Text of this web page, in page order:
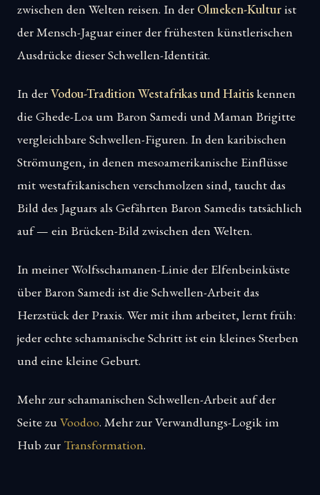
zwischen den Welten reisen. In der Olmeken-Kulturist
der Mensch-Jaguar einer der frühesten künstlerischen
Ausdrücke dieser Schwellen-Identität.
In derVodou-Tradition Westafrikas und Haitiskennen
die Ghede-Loa um Baron Samedi und Maman Brigitte
vergleichbare Schwellen-Figuren. In den karibischen
Strömungen, in denen mesoamerikanische Einflüsse
mit westafrikanischen verschmolzen sind, taucht das
Bild des Jaguars als Gefährten Baron Samedis tatsächlich
auf — ein Brücken-Bild zwischen den Welten.
In meiner Wolfsschamanen-Linie der Elfenbeinküste
über Baron Samedi ist die Schwellen-Arbeit das
Herzstück der Praxis. Wer mit ihm arbeitet, lernt früh:
jeder echte schamanische Schritt ist ein kleines Sterben
und eine kleine Geburt.
Mehr zur schamanischen Schwellen-Arbeit auf der
Seite zuVoodoo. Mehr zur Verwandlungs-Logik im
Hub zur Transformation.